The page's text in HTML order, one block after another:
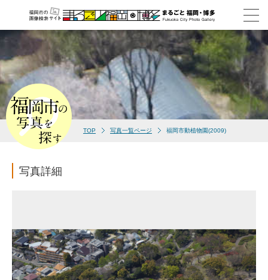
TOP 写真一覧ページ 福岡市動植物園(2009)
写真詳細